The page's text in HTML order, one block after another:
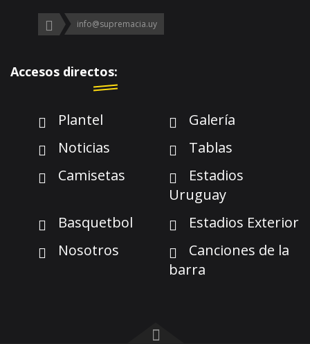
info@supremacia.uy
Accesos directos:
Plantel
Galería
Noticias
Tablas
Camisetas
Estadios
Uruguay
Basquetbol
Estadios Exterior
Nosotros
Canciones de la
barra